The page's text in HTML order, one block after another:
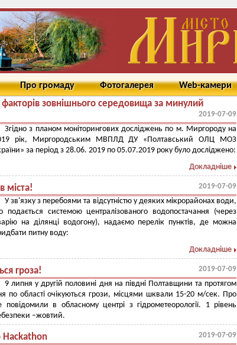
Про громаду Фотогалерея Web-камери
факторів зовнішнього середовища за минулий
2019-07-09
Згідно з планом моніторингових досліджень по м. Миргороду на
рік, Миргородським МВПЛД ДУ «Полтавський ОЛЦ МОЗ
за період з 28.06. 2019 по 05.07.2019 року було досліджено:
Докладніше
міста! 2019-07-09
У зв'язку з перебоями та відсутністю у деяких мікрорайонах води,
подається системою централізованого водопостачання (через
на ділянці водогону), надаємо перелік пунктів, де можна
питну воду:
Докладніше
гроза! 2019-07-09
9 липня у другій половині дня на півдні Полтавщини та протягом
по області очікуються грози, місцями шквали 15-20 м/сек. Про
повідомили в обласному центрі з гідрометеорології. 1 рівень
–жовтий.
Hackathon 2019-07-09